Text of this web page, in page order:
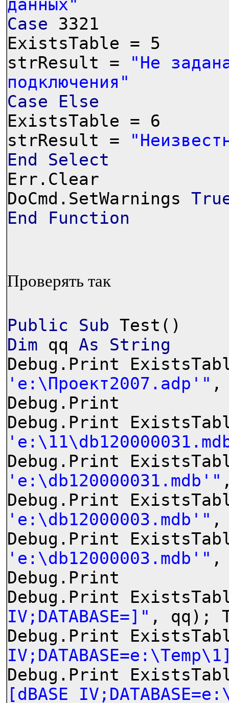
данных"
Case 3321
ExistsTable = 5
strResult =
"Не
подключения"
Case
Else
ExistsTable = 6
strResult =
End
Select
Err.Clear
DoCmd.SetWarnings
End
Function
Проверять так
Public Sub Test()
Dim qq As
String
Debug.Print
'e:\Проект2007.adp'" ,
Debug.Print
Debug.Print
Debug.Print
'e:\db120000031.mdb'"
Debug.Print
'e:\db12000003.mdb'" ,
Debug.Print
'e:\db12000003.mdb'" ,
Debug.Print
Debug.Print
IV;DATABASE=]" , qq);
Debug.Print
Debug.Print
[dBASE